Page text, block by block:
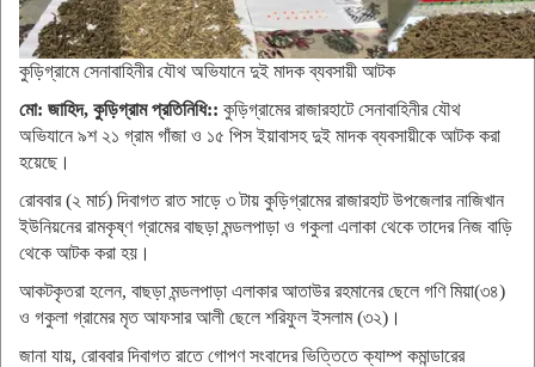
কুড়িগ্রামে সেনাবাহিনীর যৌথ অভিযানে দুই মাদক ব্যবসায়ী আটক
মো: জাহিদ, কুড়িগ্রাম প্রতিনিধি:: কুড়িগ্রামের রাজারহাটে সেনাবাহিনীর যৌথ
অভিযানে ৯শ ২১ গ্রাম গাঁজা ও ১৫ পিস ইয়াবাসহ দুই মাদক ব্যবসায়ীকে আটক করা
হয়েছে।
রোববার (২ মার্চ) দিবাগত রাত সাড়ে ৩ টায় কুড়িগ্রামের রাজারহাট উপজেলার নাজিখান
ইউনিয়নের রামকৃষ্ণ গ্রামের বাছড়া মন্ডলপাড়া ও গকুলা এলাকা থেকে তাদের নিজ বাড়ি
থেকে আটক করা হয়।
আকটকৃতরা হলেন, বাছড়া মন্ডলপাড়া এলাকার আতাউর রহমানের ছেলে গণি মিয়া(৩৪)
ও গকুলা গ্রামের মৃত আফসার আলী ছেলে শরিফুল ইসলাম (৩২)।
জানা যায়, রোববার দিবাগত রাতে গোপণ সংবাদের ভিত্তিতে ক্যাম্প কমান্ডারের